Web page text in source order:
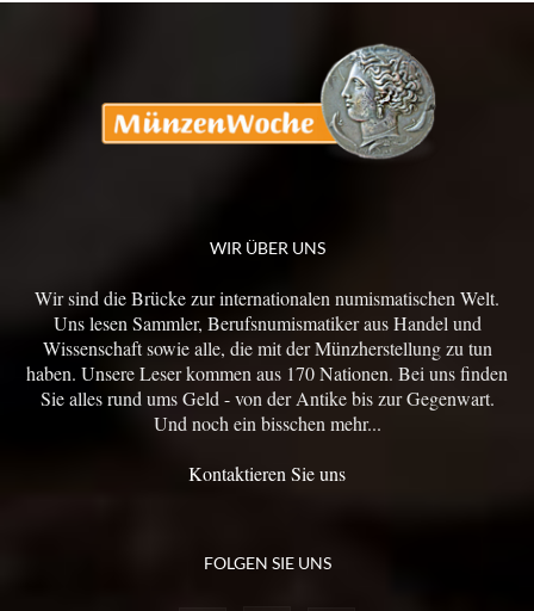
WIR ÜBER UNS
Wir sind die Brücke zur internationalen numismatischen Welt.
Uns lesen Sammler, Berufsnumismatiker aus Handel und
Wissenschaft sowie alle, die mit der Münzherstellung zu tun
haben. Unsere Leser kommen aus 170 Nationen. Bei uns finden
Sie alles rund ums Geld - von der Antike bis zur Gegenwart.
Und noch ein bisschen mehr...
Kontaktieren Sie uns
FOLGEN SIE UNS